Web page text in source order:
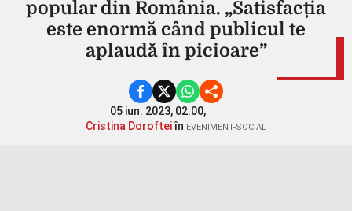
popular din România. „Satisfacția
este enormă când publicul te
aplaudă în picioare”
05 iun. 2023, 02:00,
Cristina Dorofteiîn EVENIMENT-SOCIAL